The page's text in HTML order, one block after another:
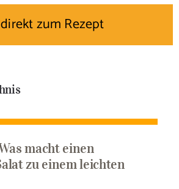
zum Rezept
macht einen
zu einem leichten